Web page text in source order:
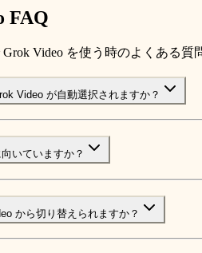
FAQ
Grok Video を使う時のよくある質
Video が自動選択されますか？
いていますか？
から切り替えられますか？